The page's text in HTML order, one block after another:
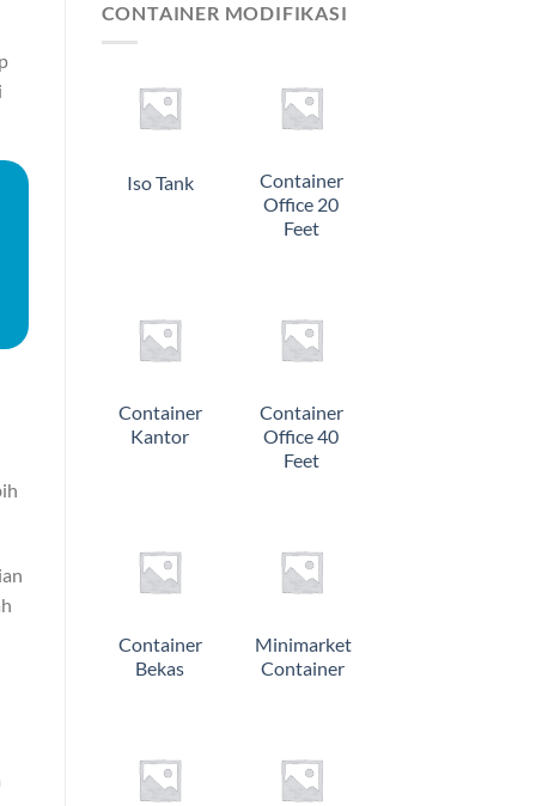
CONTAINER MODIFIKASI
Iso Tank
Container
Office 20
Feet
Container
Kantor
Container
Office 40
Feet
Container
Bekas
Minimarket
Container